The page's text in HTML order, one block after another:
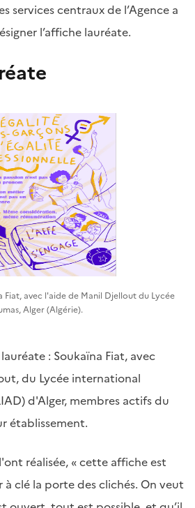
services centraux de l’Agence a
l’affiche lauréate.
avec l'aide de Manil Djellout du Lycée
Alger (Algérie).
: Soukaïna Fiat, avec
du Lycée international
d'Alger, membres actifs du
établissement.
réalisée, « cette affiche est
clé la porte des clichés. On veut